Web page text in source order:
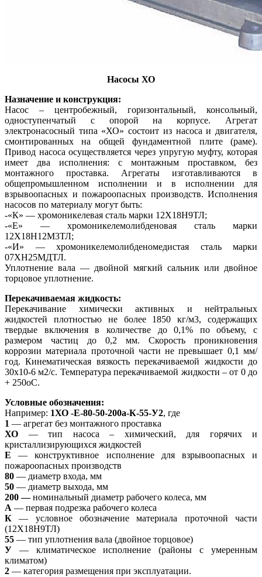
Насосы ХО
Назначение и конструкция:
Насос – центробежный, горизонтальный, консольный,
одноступенчатый с опорой на корпусе. Агрегат
электронасосный типа «ХО» состоит из насоса и двигателя,
смонтированных на общей фундаментной плите (раме).
Привод насоса осуществляется через упругую муфту, которая
имеет два исполнения: с монтажным проставком, без
монтажного проставка. Агрегаты изготавливаются в
общепромышленном исполнении и в исполнении для
взрывоопасных и пожароопасных производств. Исполнения
насосов по материалу могут быть:
-«К» — хромоникелевая сталь марки 12Х18Н9ТЛ;
-«Е» — хромоникелемолибденовая сталь марки
12Х18Н12М3ТЛ;
-«И» — хромоникелемолибденомедистая сталь марки
07ХН25МДТЛ.
Уплотнение вала — двойной мягкий сальник или двойное
торцовое уплотнение.
Перекачиваемая жидкость:
Перекачивание химически активных и нейтральных
жидкостей плотностью не более 1850 кг/м3, содержащих
твердые включения в количестве до 0,1% по объему, с
размером частиц до 0,2 мм. Скорость проникновения
коррозии материала проточной части не превышает 0,1 мм/
год. Кинематическая вязкость перекачиваемой жидкости до
30х10-6 м2/с. Температура перекачиваемой жидкости – от 0 до
+ 250оС.
Условные обозначения:
Например: 1ХО -Е-80-50-200а-К-55-У2, где
1 — агрегат без монтажного проставка
ХО — тип насоса – химический, для горячих и
кристаллизирующихся жидкостей
Е — конструктивное исполнение для взрывоопасных и
пожароопасных производств
80 — диаметр входа, мм
50 — диаметр выхода, мм
200—номинальный диаметр рабочего колеса, мм
А — первая подрезка рабочего колеса
К — условное обозначение материала проточной части
(12Х18Н9ТЛ)
55 — тип уплотнения вала (двойное торцовое)
У — климатическое исполнение (районы с умеренным
климатом)
2 — категория размещения при эксплуатации.